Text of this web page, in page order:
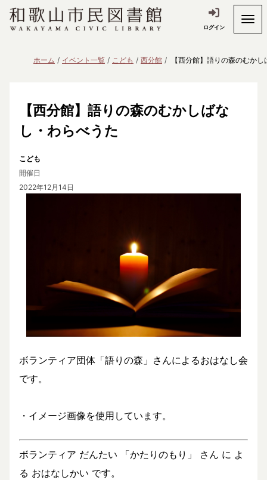
ログイン
ホーム イベント一覧 こども 西分館 【西分館】語りの森のむか
【西分館】語りの森のむかしばな
し・わらべうた
こども
開催日
2022年12月14日
ボランティア団体「語りの森」さんによるおはなし会
です。
・イメージ画像を使用しています。
ボランティア だんたい 「かたりのもり」 さん に よ
る おはなしかい です。